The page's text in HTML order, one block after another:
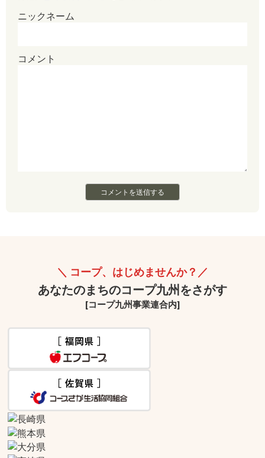
ニックネーム
コメント
コープ、はじめませんか？
あなたのまちのコープ九州をさがす
[コープ九州事業連合内]